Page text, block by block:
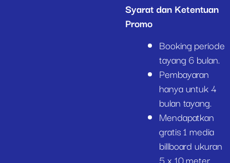
Syarat dan Ketentuan
Promo
Booking periode
tayang 6 bulan.
Pembayaran
hanya untuk 4
bulan tayang.
Mendapatkan
gratis 1 media
billboard ukuran
5 x 10 meter